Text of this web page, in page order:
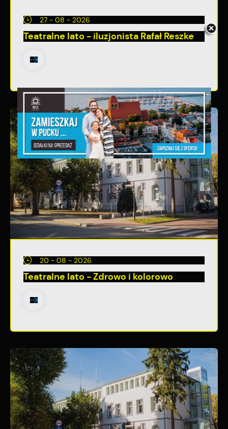
27 - 08 - 2026
Teatralne lato - iluzjonista Rafał Reszke
20 - 08 - 2026
Teatralne lato - Zdrowo i kolorowo